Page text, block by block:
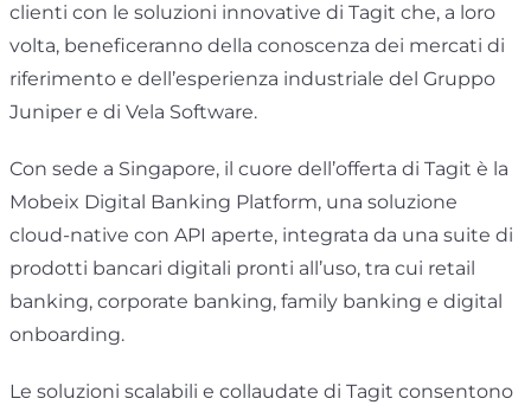
clienti con le soluzioni innovative di Tagit che, a loro
volta, beneficeranno della conoscenza dei mercati di
riferimento e dell’esperienza industriale del Gruppo
Juniper e di Vela Software.
Con sede a Singapore, il cuore dell’offerta di Tagit è la
Mobeix Digital Banking Platform, una soluzione
cloud-native con API aperte, integrata da una suite di
prodotti bancari digitali pronti all’uso, tra cui retail
banking, corporate banking, family banking e digital
onboarding.
Le soluzioni scalabili e collaudate di Tagit consentono